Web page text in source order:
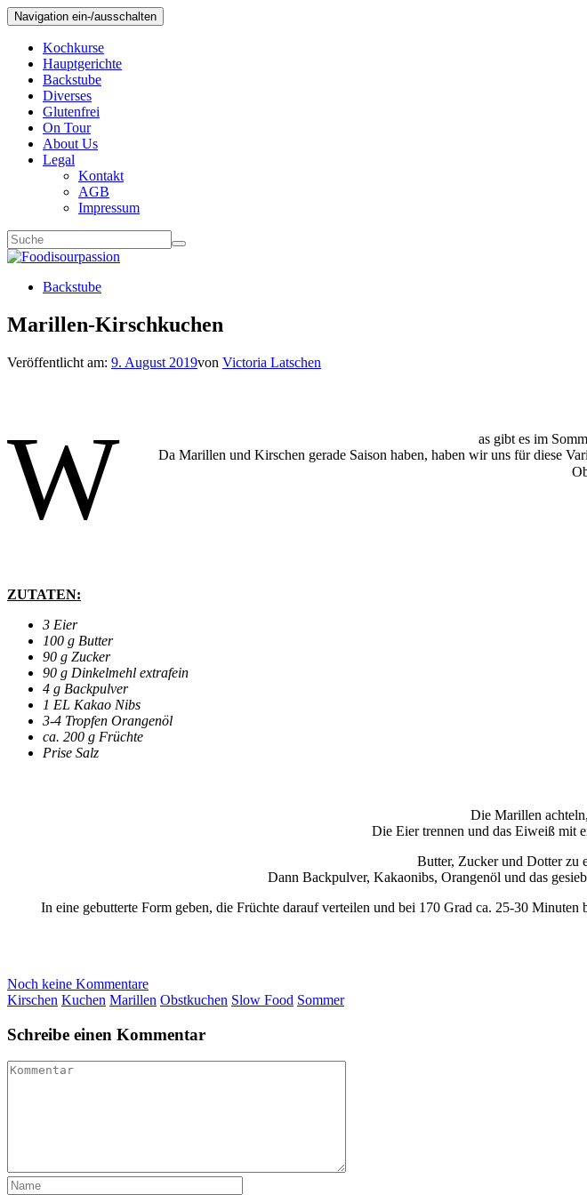
Navigation ein-/ausschalten
Kochkurse
Hauptgerichte
Backstube
Diverses
Glutenfrei
On Tour
About Us
Legal
Kontakt
AGB
Impressum
Backstube
Marillen-Kirschkuchen
Veröffentlicht am: 9. August 2019von Victoria Latschen
W
as gibt es im
Da Marillen und Kirschen gerade Saison haben, haben wir uns für diese
ZUTATEN:
3 Eier
100 g Butter
90 g Zucker
90 g Dinkelmehl extrafein
4 g Backpulver
1 EL Kakao Nibs
3-4 Tropfen Orangenöl
ca. 200 g Früchte
Prise Salz
Die Marillen
Die Eier trennen und das Eiweiß mit
Butter, Zucker und Dotter zu
Dann Backpulver, Kakaonibs, Orangenöl und das
In eine gebutterte Form geben, die Früchte darauf verteilen und bei 170 Grad ca. 25-30
Noch keine Kommentare
Kirschen Kuchen Marillen Obstkuchen Slow Food Sommer
Schreibe einen Kommentar